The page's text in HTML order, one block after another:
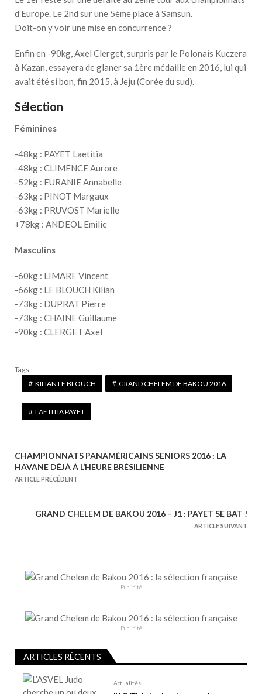
d’Europe. Le 2nd sur une 5ème place à Samsun.
Doit-on y voir une mise en concurrence ?
Enfin en -90kg, Axel Clerget, surpris par le Polonais Kuczera
à Kazan, essayera de glaner sa 1ère médaille en 2016, lui qui
avait été si bon, fin 2015, à Jeju (Corée du sud).
Sélection
Féminines
-48kg : PAYET Laetitia
-48kg : CLIMENCE Aurore
-52kg : EURANIE Annabelle
-63kg : PINOT Margaux
-63kg : PRUVOST Marielle
+78kg : ANDEOL Emilie
Masculins
-60kg : LIMARE Vincent
-66kg : LE BLOUCH Kilian
-73kg : DUPRAT Pierre
-73kg : CHAINE Guillaume
-90kg : CLERGET Axel
Tags :
KILIAN LE BLOUCH
GRAND CHELEM DE BAKOU 2016
LAETITIA PAYET
N
a
l
’
CHAMPIONNATS PANAMÉRICAINS SENIORS 2016 : LA
HAVANE DÉJÀ À L’HEURE BRÉSILIENNE
ARTICLE PRÉCÉDENT
GRAND CHELEM DE BAKOU 2016 – J1 : PAYET SE BAT !
ARTICLE SUIVANT
Publicité
Publicité
ARTICLES RÉCENTS
Actualités